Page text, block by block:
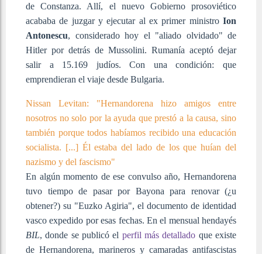
de Constanza. Allí, el nuevo Gobierno prosoviético
acababa de juzgar y ejecutar al ex primer ministro Ion
Antonescu, considerado hoy el "aliado olvidado" de
Hitler por detrás de Mussolini. Rumanía aceptó dejar
salir a 15.169 judíos. Con una condición: que
emprendieran el viaje desde Bulgaria.
Nissan Levitan: "Hernandorena hizo amigos entre
nosotros no solo por la ayuda que prestó a la causa, sino
también porque todos habíamos recibido una educación
socialista. [...] Él estaba del lado de los que huían del
nazismo y del fascismo"
En algún momento de ese convulso año, Hernandorena
tuvo tiempo de pasar por Bayona para renovar (¿u
obtener?) su "Euzko Agiria", el documento de identidad
vasco expedido por esas fechas. En el mensual hendayés
BIL, donde se publicó el perfil más detallado que existe
de Hernandorena, marineros y camaradas antifascistas